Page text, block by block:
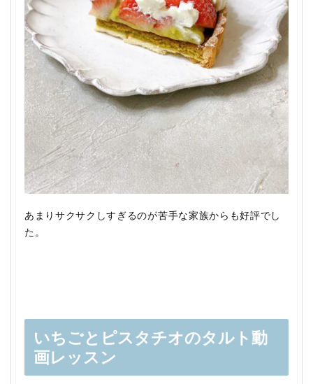
あまりサクサクしすぎるのが苦手な家族からも好評でし
た。
いちごとピスタチオのタルト動
画レッスン